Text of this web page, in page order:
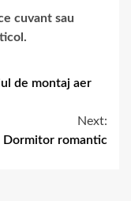
cuvant sau
de montaj aer
Next:
Dormitor romantic